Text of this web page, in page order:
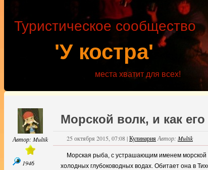
'У костра'
Туристическое сообщество
места хватит для всех!
Автор: Multik
1946
Морской волк, и как его
25 октября 2015, 07:08|КулинарияАвтор: Multik
Морская рыба, с устрашающим именем морской
холодных глубоководных водах. Обитает она в